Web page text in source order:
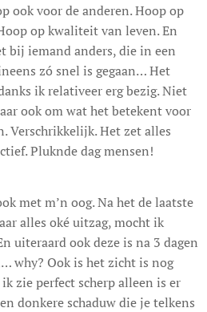
ook voor de anderen. Hoop op
op kwaliteit van leven. En
bij iemand anders, die in een
zó snel is gegaan… Het
ik relativeer erg bezig. Niet
ook om wat het betekent voor
Verschrikkelijk. Het zet alles
Pluknde dag mensen!
met m’n oog. Na het de laatste
alles oké uitzag, mocht ik
uiteraard ook deze is na 3 dagen
why? Ook is het zicht is nog
zie perfect scherp alleen is er
donkere schaduw die je telkens